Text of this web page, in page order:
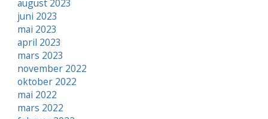
august 2023
juni 2023
mai 2023
april 2023
mars 2023
november 2022
oktober 2022
mai 2022
mars 2022